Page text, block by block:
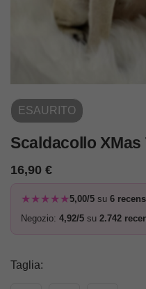
ESAURITO
Scaldacollo XMas
16,90 €
★★★★★5,00/5 su 6
Negozio: 4,92/5 su 2.742
Taglia: